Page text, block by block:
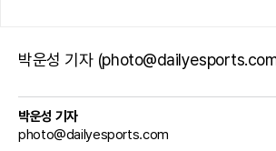
박운성 기자
박운성 기자
photo@dailyesports.com